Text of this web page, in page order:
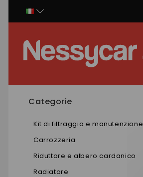
Categorie
Kit di filtraggio e manutenzione
Carrozzeria
Riduttore e albero cardanico
Radiatore